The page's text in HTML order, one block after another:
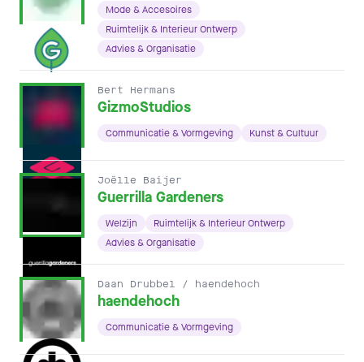
Mode & Accesoires
Ruimtelijk & Interieur Ontwerp
Advies & Organisatie
Bert Hermans
GizmoStudios
Communicatie & Vormgeving Kunst & Cultuur
Joëlle Baijer
Guerrilla Gardeners
Welzijn
Ruimtelijk & Interieur Ontwerp
Advies & Organisatie
Daan Drubbel / haendehoch
haendehoch
Communicatie & Vormgeving